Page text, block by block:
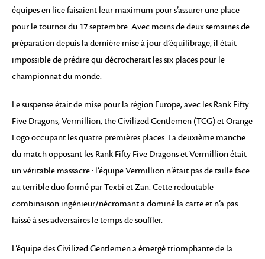
équipes en lice faisaient leur maximum pour s’assurer une place
pour le tournoi du 17 septembre. Avec moins de deux semaines de
préparation depuis la dernière mise à jour d’équilibrage, il était
impossible de prédire qui décrocherait les six places pour le
championnat du monde.
Le suspense était de mise pour la région Europe, avec les Rank Fifty
Five Dragons, Vermillion, the Civilized Gentlemen (TCG) et Orange
Logo occupant les quatre premières places. La deuxième manche
du match opposant les Rank Fifty Five Dragons et Vermillion était
un véritable massacre : l’équipe Vermillion n’était pas de taille face
au terrible duo formé par Texbi et Zan. Cette redoutable
combinaison ingénieur/nécromant a dominé la carte et n’a pas
laissé à ses adversaires le temps de souffler.
L’équipe des Civilized Gentlemen a émergé triomphante de la